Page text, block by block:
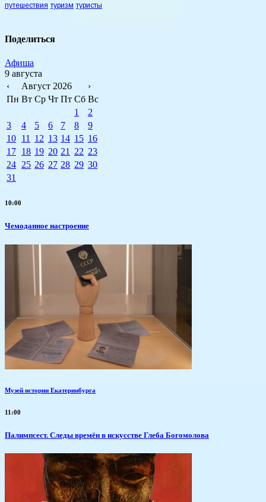
путешествия туризм туристы
Поделиться
Афиша
9 августа
‹
Август 2026
›
Пн Вт Ср Чт Пт Сб Вс
1
2
3
4 5 6 7 8
9
10 11 12 13 14 15 16
17 18 19 20 21 22 23
24 25 26 27 28 29 30
31
10:00
Чемоданное настроение
Музей истории Екатеринбурга
11:00
Палимпсест. Следы времён в искусстве Глеба Богомолова